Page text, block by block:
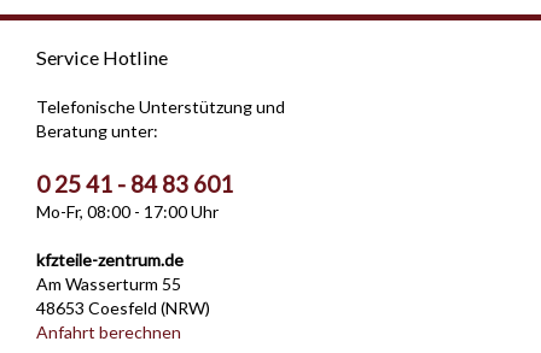
Service Hotline
Telefonische Unterstützung und
Beratung unter:
0 25 41 - 84 83 601
Mo-Fr, 08:00 - 17:00 Uhr
kfzteile-zentrum.de
Am Wasserturm 55
48653 Coesfeld (NRW)
Anfahrt berechnen